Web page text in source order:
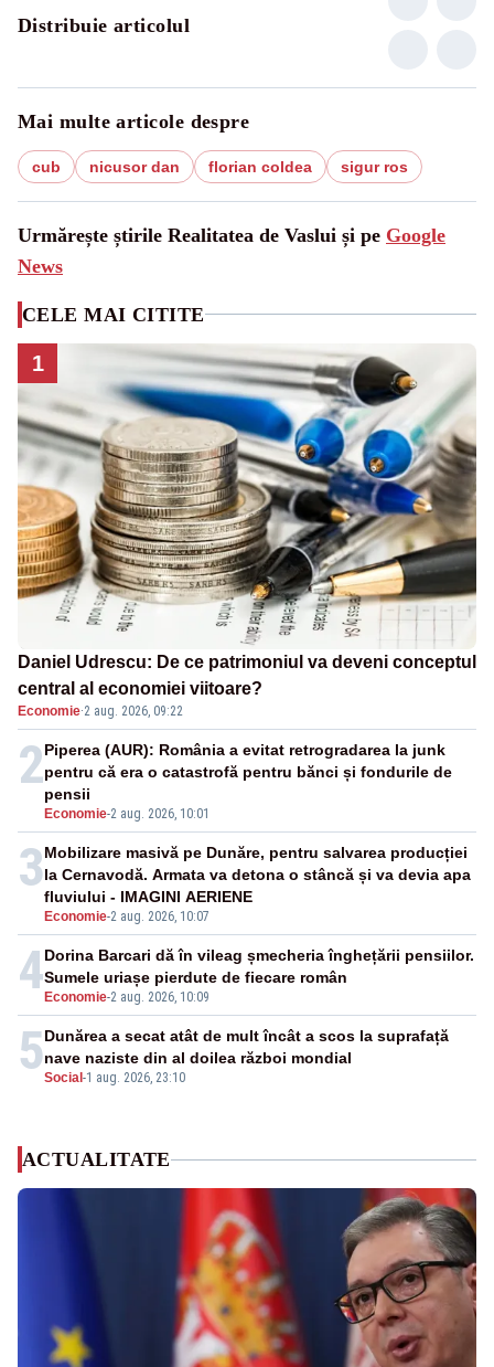
Distribuie articolul
Mai multe articole despre
cub nicusor dan florian coldea sigur ros
Urmărește știrile Realitatea de Vaslui și pe Google
News
CELE MAI CITITE
1
Daniel Udrescu: De ce patrimoniul va deveni conceptul
central al economiei viitoare?
Economie·2 aug. 2026, 09:22
2
Economie-2 aug. 2026, 10:01
Piperea (AUR): România a evitat retrogradarea la junk
pentru că era o catastrofă pentru bănci și fondurile de
pensii
3
Economie-2 aug. 2026, 10:07
Mobilizare masivă pe Dunăre, pentru salvarea producției
la Cernavodă. Armata va detona o stâncă și va devia apa
fluviului - IMAGINI AERIENE
4 Economie-2 aug. 2026, 10:09
Dorina Barcari dă în vileag șmecheria înghețării pensiilor.
Sumele uriașe pierdute de fiecare român
5Social -1 aug. 2026, 23:10
Dunărea a secat atât de mult încât a scos la suprafață
nave naziste din al doilea război mondial
ACTUALITATE